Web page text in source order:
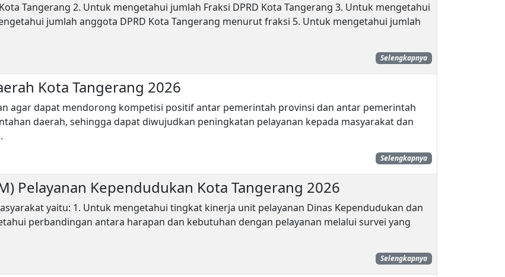
Tangerang 2. Untuk mengetahui jumlah Fraksi DPRD Kota Tangerang 3. Untuk mengetahui
jumlah anggota DPRD Kota Tangerang menurut fraksi 5. Untuk mengetahui jumlah
Selengkapnya
Kota Tangerang 2026
agar dapat mendorong kompetisi positif antar pemerintah provinsi dan antar pemerintah
daerah, sehingga dapat diwujudkan peningkatan pelayanan kepada masyarakat dan
Selengkapnya
Pelayanan Kependudukan Kota Tangerang 2026
yaitu: 1. Untuk mengetahui tingkat kinerja unit pelayanan Dinas Kependudukan dan
perbandingan antara harapan dan kebutuhan dengan pelayanan melalui survei yang
Selengkapnya